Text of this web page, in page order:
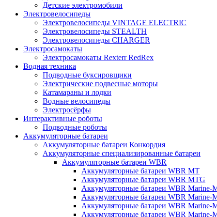
Детские электромобили
Электровелосипеды
Электровелосипеды VINTAGE ELECTRIC
Электровелосипеды STEALTH
Электровелосипеды CHARGER
Электросамокаты
Электросамокаты Rexterr RedRex
Водная техника
Подводные буксировщики
Электрические подвесные моторы
Катамараны и лодки
Водные велосипеды
Электросёрфы
Интерактивные роботы
Подводные роботы
Аккумуляторные батареи
Аккумуляторные батареи Конкордия
Аккумуляторные специализированные батареи
Аккумуляторные батареи WBR
Аккумуляторные батареи WBR MT
Аккумуляторные батареи WBR MTG
Аккумуляторные батареи WBR Marine-
Аккумуляторные батареи WBR Marine-
Аккумуляторные батареи WBR Marine-
Аккумуляторные батареи WBR Marine-